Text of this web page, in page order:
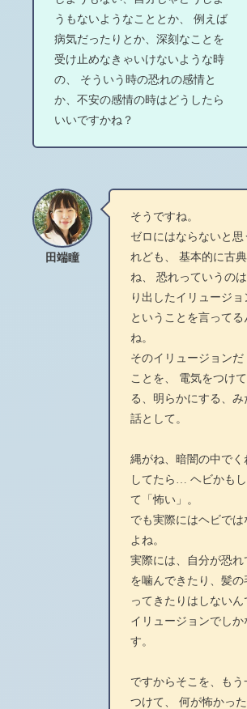
うもないようなこととか、 例えば
病気だったりとか、深刻なことを
受け止めなきゃいけないような時
の、 そういう時の恐れの感情と
か、不安の感情の時はどうしたら
いいですかね？
田端瞳
そうですね。
ゼロにはならないと思
れども、 基本的に古
ね、 恐れっていうの
り出したイリュージョ
ということを言ってる
ね。
そのイリュージョンだ
ことを、 電気をつけ
る、明らかにする、み
話として。
縄がね、暗闇の中でく
してたら… ヘビかも
て「怖い」。
でも実際にはヘビでは
よね。
実際には、自分が恐
を噛んできたり、髪の
ってきたりはしないん
イリュージョンでしか
す。
ですからそこを、もう
つけて、 何が怖かっ